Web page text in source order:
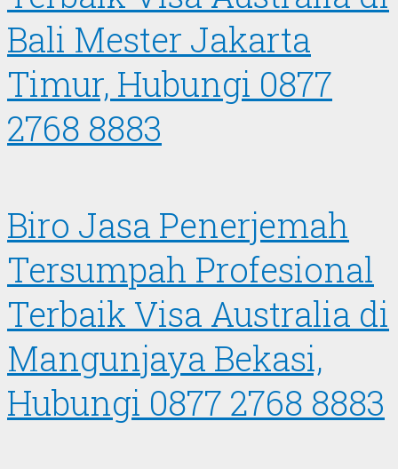
Bali Mester Jakarta
Timur, Hubungi 0877
2768 8883
Biro Jasa Penerjemah
Tersumpah Profesional
Terbaik Visa Australia di
Mangunjaya Bekasi,
Hubungi 0877 2768 8883